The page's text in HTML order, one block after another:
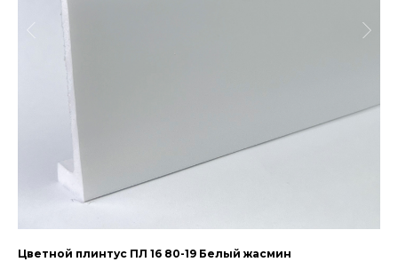
Цветной плинтус ПЛ 16 80-19 Белый жасмин